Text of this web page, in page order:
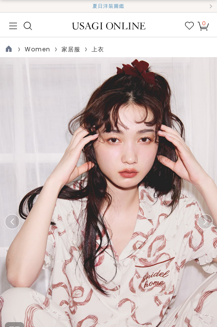
夏日洋裝圖鑑
我的
0
TOP
Women 家居服 上衣